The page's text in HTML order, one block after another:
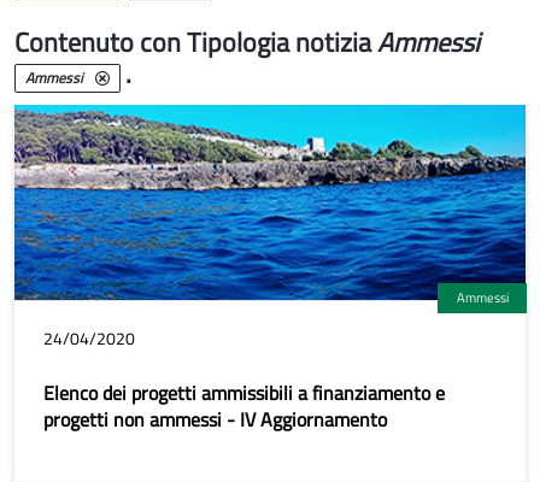
Contenuto con Tipologia notiziaAmmessi
Ammessi .
Ammessi
24/04/2020
Elenco dei progetti ammissibili a finanziamento e
progetti non ammessi - IV Aggiornamento